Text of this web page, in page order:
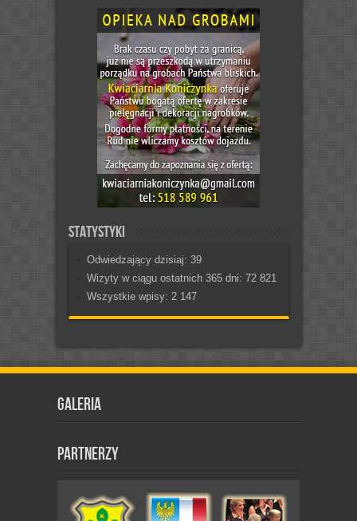
Statystyki
Odwiedzający dzisiaj: 39
Wizyty w ciągu ostatnich 365 dni: 72 821
Wszystkie wpisy: 2 147
Galeria
Partnerzy